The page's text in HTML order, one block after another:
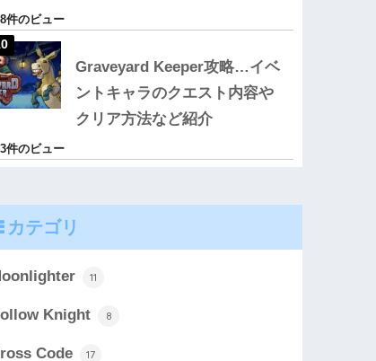
件のビュー
Graveyard Keeper攻略…イベ
ントキャラのクエスト内容や
クリア方法など紹介
件のビュー
カテゴリ
11
Knight 8
Code 17